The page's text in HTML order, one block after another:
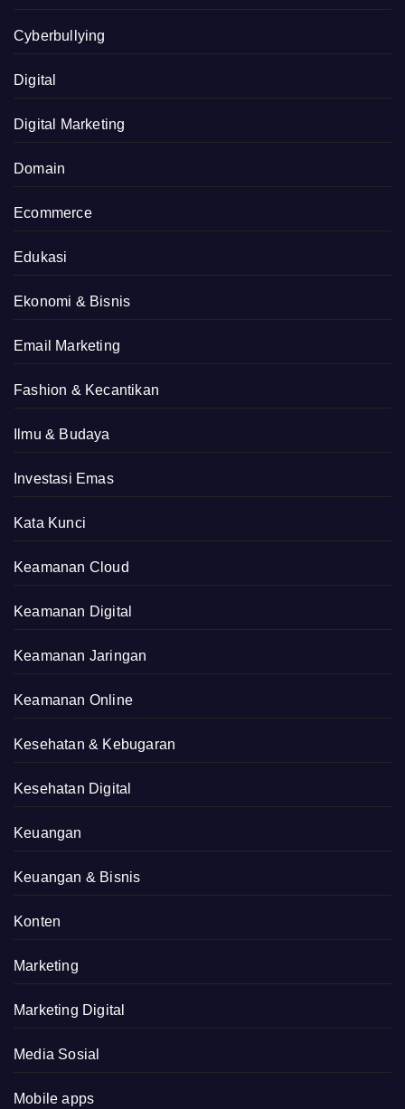
Cyberbullying
Digital
Digital Marketing
Domain
Ecommerce
Edukasi
Ekonomi & Bisnis
Email Marketing
Fashion & Kecantikan
Ilmu & Budaya
Investasi Emas
Kata Kunci
Keamanan Cloud
Keamanan Digital
Keamanan Jaringan
Keamanan Online
Kesehatan & Kebugaran
Kesehatan Digital
Keuangan
Keuangan & Bisnis
Konten
Marketing
Marketing Digital
Media Sosial
Mobile apps